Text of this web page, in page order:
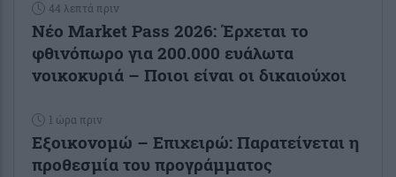
44 λεπτά πριν
Νέο Market Pass 2026: Έρχεται το
φθινόπωρο για 200.000 ευάλωτα
νοικοκυριά – Ποιοι είναι οι δικαιούχοι
1 ώρα πριν
Εξοικονομώ – Επιχειρώ: Παρατείνεται η
προθεσμία του προγράμματος